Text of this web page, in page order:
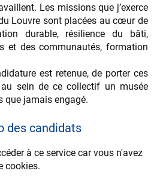
Les missions que j’exerce
Louvre sont placées au cœur de
durable, résilience du bâti,
et des communautés, formation
est retenue, de porter ces
sein de ce collectif un musée
que jamais engagé.
des candidats
à ce service car vous n'avez
cookies.